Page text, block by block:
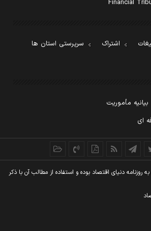
اشتراک
سرپرستی استان ها
بیانیه مأموریت
ای
دنيای اقتصاد بوده و استفاده از مطالب آن با ذکر